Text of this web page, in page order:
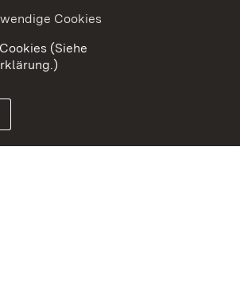
Erklärung zur
Cookies
(Siehe